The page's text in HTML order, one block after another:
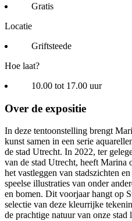
Gratis
Locatie
Griftsteede
Hoe laat?
10.00 tot 17.00 uur
Over de expositie
In deze tentoonstelling brengt
kunst samen in een serie
de stad Utrecht. In 2022, ter
van de stad Utrecht, heeft Marina
het vastleggen van stadszichten
speelse illustraties van onder
en bomen. Dit voorjaar hangt op
selectie van deze kleurrijke
de prachtige natuur van onze stad